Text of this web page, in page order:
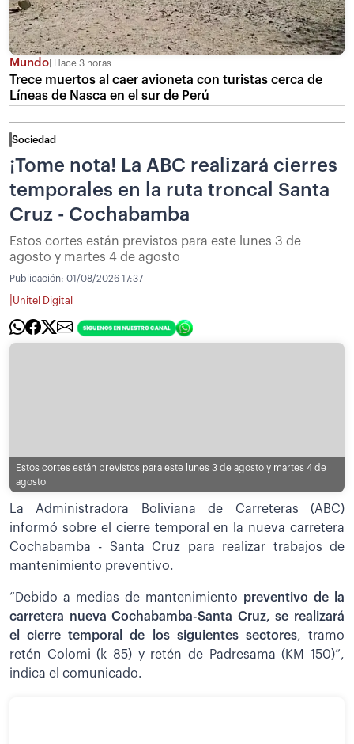
Mundo Hace 3 horas
Trece muertos al caer avioneta con turistas cerca de
Líneas de Nasca en el sur de Perú
Sociedad
¡Tome nota! La ABC realizará cierres
temporales en la ruta troncal Santa
Cruz - Cochabamba
Estos cortes están previstos para este lunes 3 de
agosto y martes 4 de agosto
Publicación: 01/08/2026 17:37
Unitel Digital
Estos cortes están previstos para este lunes 3 de agosto y martes 4 de
agosto
La Administradora Boliviana de Carreteras (ABC)
informó sobre el cierre temporal en la nueva carretera
Cochabamba - Santa Cruz para realizar trabajos de
mantenimiento preventivo.
“Debido a medias de mantenimiento preventivo de la
carretera nueva Cochabamba-Santa Cruz, se realizará
el cierre temporal de los siguientes sectores, tramo
retén Colomi (k 85) y retén de Padresama (KM 150)”,
indica el comunicado.